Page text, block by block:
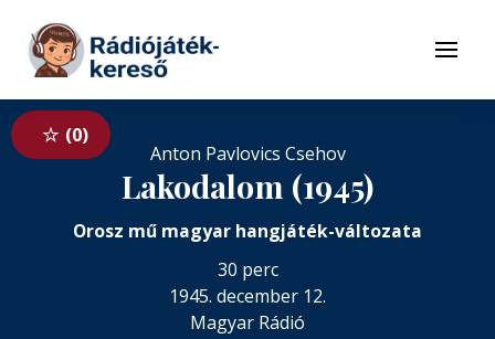
Tovább a tartalomhoz
Menü
0
Anton Pavlovics Csehov
Lakodalom (1945)
Orosz mű magyar hangjáték-változata
30 perc
1945. december 12.
Magyar Rádió